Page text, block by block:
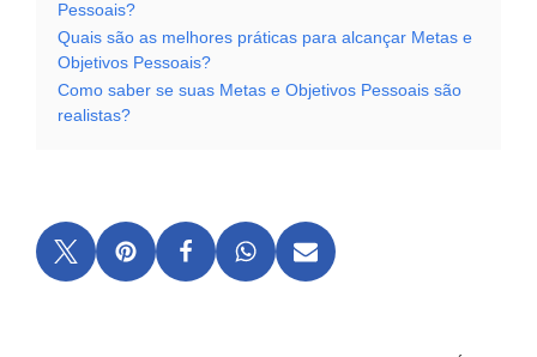
Pessoais?
Quais são as melhores práticas para alcançar Metas e
Objetivos Pessoais?
Como saber se suas Metas e Objetivos Pessoais são
realistas?